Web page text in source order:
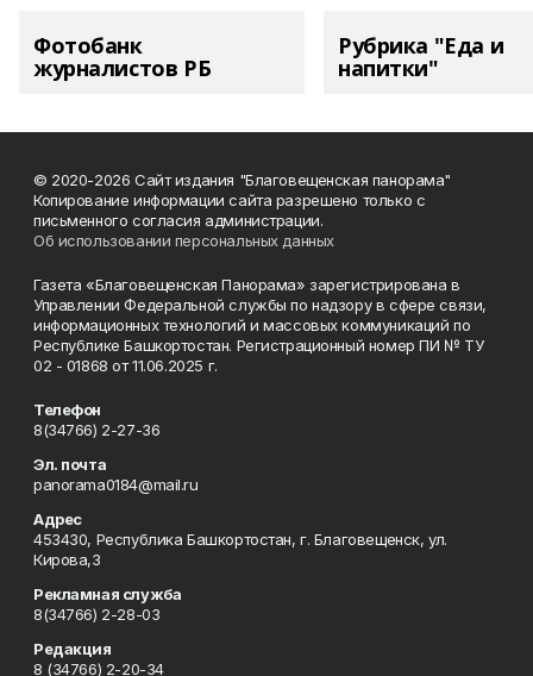
Фотобанк
журналистов РБ
Рубрика "Еда и
напитки"
© 2020-2026 Сайт издания "Благовещенская панорама"
Копирование информации сайта разрешено только с
письменного согласия администрации.
Об использовании персональных данных
Газета «Благовещенская Панорама» зарегистрирована в
Управлении Федеральной службы по надзору в сфере связи,
информационных технологий и массовых коммуникаций по
Республике Башкортостан. Регистрационный номер ПИ № ТУ
02 - 01868 от 11.06.2025 г.
Телефон
8(34766) 2-27-36
Эл. почта
panorama0184@mail.ru
Адрес
453430, Республика Башкортостан, г. Благовещенск, ул.
Кирова,3
Рекламная служба
8(34766) 2-28-03
Редакция
8 (34766) 2-20-34